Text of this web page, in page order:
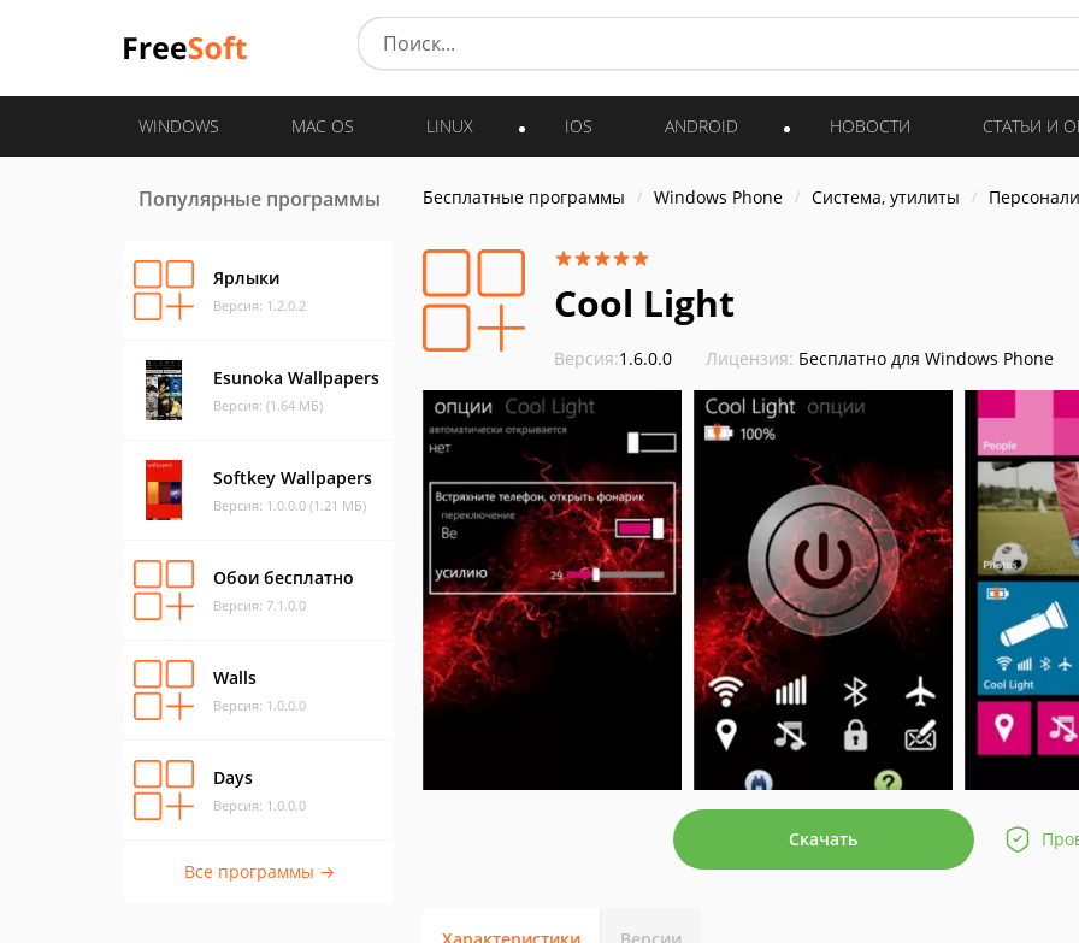
WINDOWS MAC OS LINUX IOS ANDROID НОВОСТИ СТАТЬИ И
Популярные программы
Ярлыки
Версия: 1.2.0.2
Esunoka Wallpapers
Версия: (1.64 МБ)
Softkey Wallpapers
Версия: 1.0.0.0 (1.21 МБ)
Обои бесплатно
Версия: 7.1.0.0
Walls
Версия: 1.0.0.0
Days
Версия: 1.0.0.0
Все программы →
Бесплатные программы Windows Phone Система, утилиты
Cool Light
Версия:1.6.0.0 Лицензия: Бесплатно для Windows Phone
Скачать